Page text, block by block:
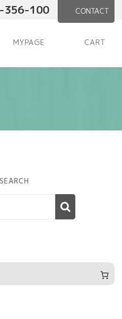
356-100 CONTACT
MYPAGE CART